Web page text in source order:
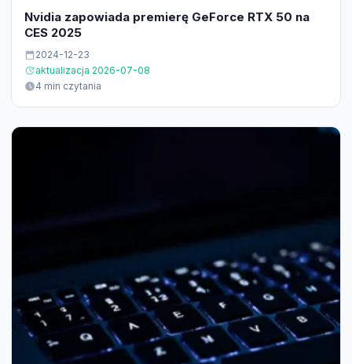
Nvidia zapowiada premierę GeForce RTX 50 na
CES 2025
2024-12-23
aktualizacja 2026-07-08
4 min czytania